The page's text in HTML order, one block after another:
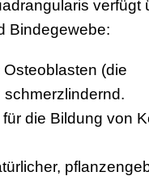
verfügt
Bindegewebe:
(die
die Bildung von